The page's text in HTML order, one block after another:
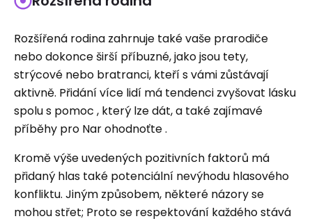
Rozšířená rodina zahrnuje také vaše prarodiče
nebo dokonce širší příbuzné, jako jsou tety,
strýcové nebo bratranci, kteří s vámi zůstávají
aktivně. Přidání více lidí má tendenci zvyšovat lásku
spolu s pomoc , který lze dát, a také zajímavé
příběhy pro Nar ohodnoťte .
Kromě výše uvedených pozitivních faktorů má
přidaný hlas také potenciální nevýhodu hlasového
konfliktu. Jiným způsobem, některé názory se
mohou střet; Proto se respektování každého stává